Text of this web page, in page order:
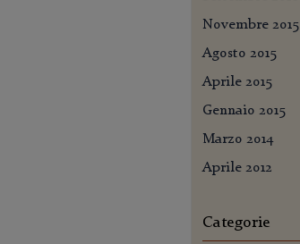
Novembre 2015
Agosto 2015
Aprile 2015
Gennaio 2015
Marzo 2014
Aprile 2012
Categorie